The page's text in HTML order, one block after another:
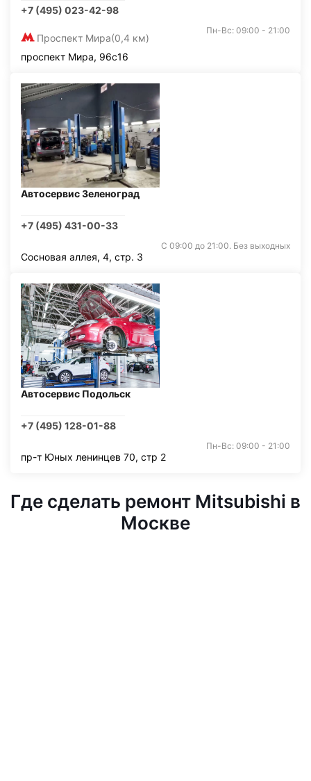
+7 (495) 023-42-98
Проспект Мира(0,4 км)
Пн-Вс: 09:00 - 21:00
проспект Мира, 96с16
Автосервис Зеленоград
+7 (495) 431-00-33
С 09:00 до 21:00. Без выходных
Сосновая аллея, 4, стр. 3
Автосервис Подольск
+7 (495) 128-01-88
Пн-Вс: 09:00 - 21:00
пр-т Юных ленинцев 70, стр 2
Где сделать ремонт Mitsubishi в
Москве